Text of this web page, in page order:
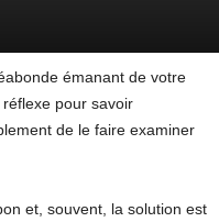
émanant de votre
pour savoir
de le faire examiner
et, souvent, la solution est